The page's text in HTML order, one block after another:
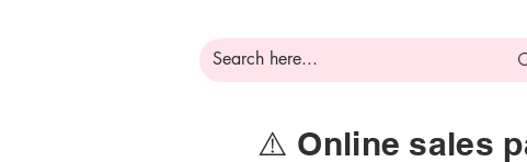
⚠️ Online sales